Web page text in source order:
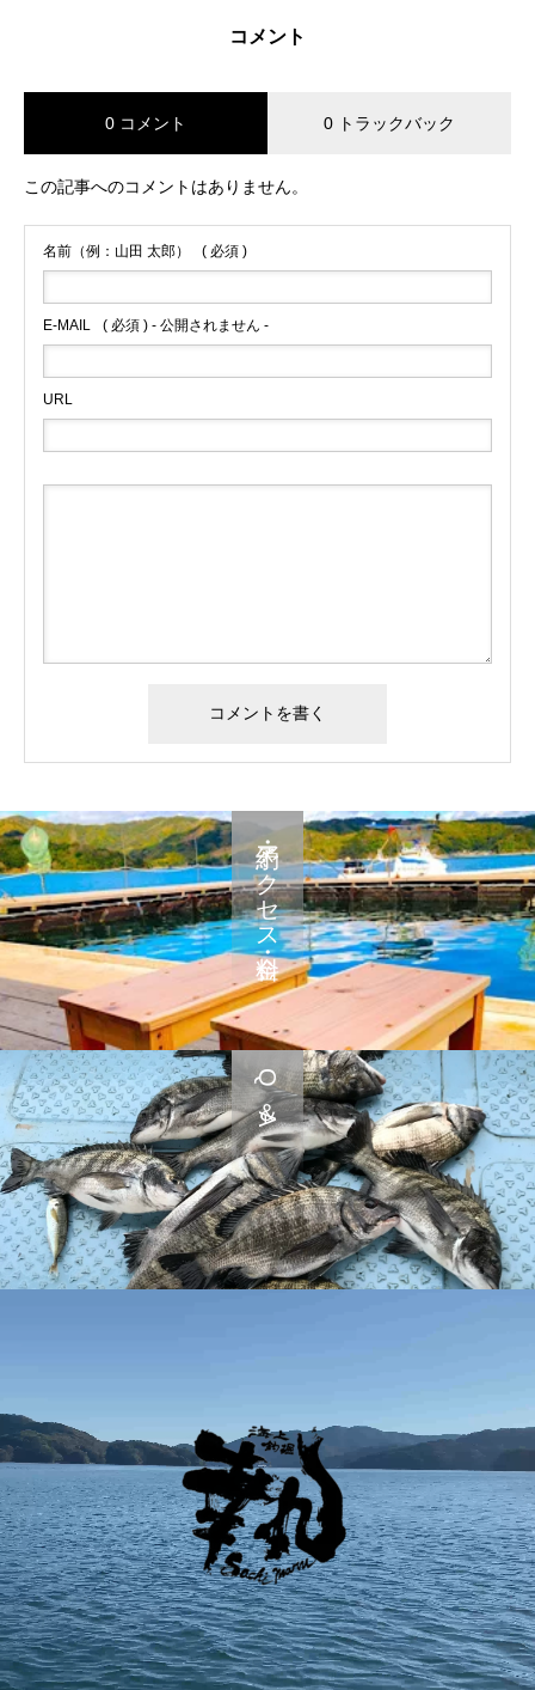
コメント
0 コメント 0 トラックバック
この記事へのコメントはありません。
名前（例：山田 太郎） ( 必須 )
E-MAIL ( 必須 ) - 公開されません -
URL
予約・アクセス・料金
Q＆A